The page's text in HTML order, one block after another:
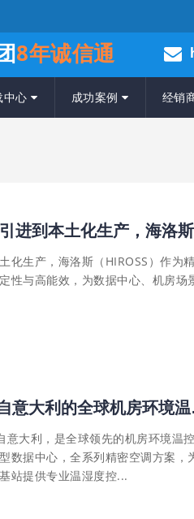
8年诚信通
中心 成功案例 经销
化生产，海洛斯（HIROSS）作为
性与高能效，为数据中心、机房场
海洛
意大利，是全球领先的机房环境温
数据中心，全系列精密空调方案，
站提供专业温湿度控...